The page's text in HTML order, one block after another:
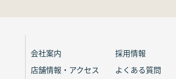
会社案内
採用情報
店舗情報・アクセス
よくある質問